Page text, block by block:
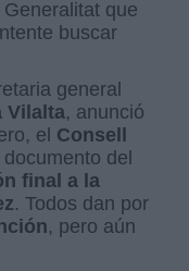
que
buscar
general
Vilalta, anunció
el Consell
del
final a la
. Todos dan por
, pero aún